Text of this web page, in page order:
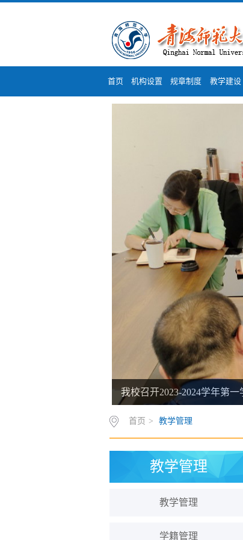
首页 机构设置 规章制度 教学建设
我校召开2023-2024学年第
首页 > 教学管理
教学管理
教学管理
学籍管理